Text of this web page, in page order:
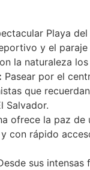
Playa
y el
la naturaleza
Pasear por el
que
Salvador.
ofrece la paz
con rápido
sus